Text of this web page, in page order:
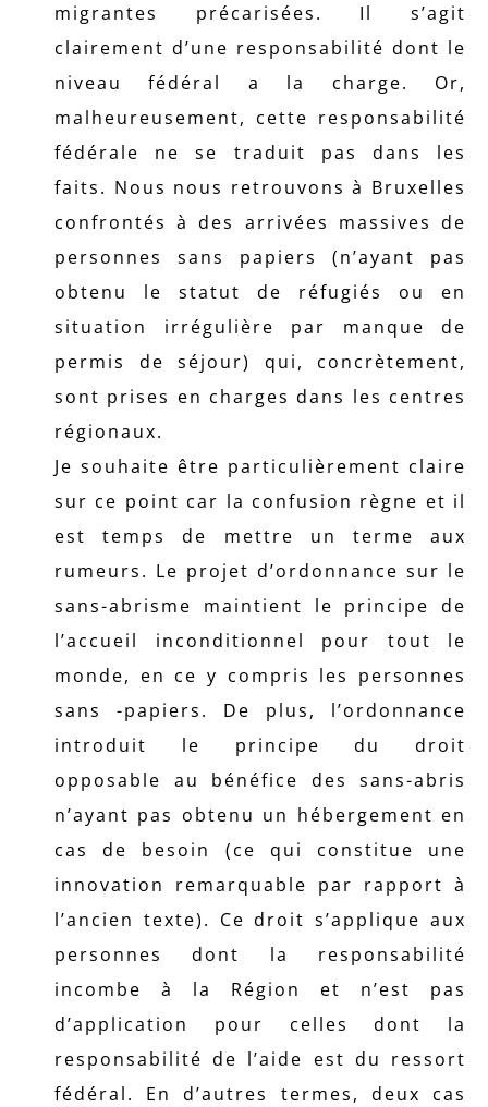
migrantes précarisées. Il s’agit
clairement d’une responsabilité dont le
niveau fédéral a la charge. Or,
malheureusement, cette responsabilité
fédérale ne se traduit pas dans les
faits. Nous nous retrouvons à Bruxelles
confrontés à des arrivées massives de
personnes sans papiers (n’ayant pas
obtenu le statut de réfugiés ou en
situation irrégulière par manque de
permis de séjour) qui, concrètement,
sont prises en charges dans les centres
régionaux.
Je souhaite être particulièrement claire
sur ce point car la confusion règne et il
est temps de mettre un terme aux
rumeurs. Le projet d’ordonnance sur le
sans-abrisme maintient le principe de
l’accueil inconditionnel pour tout le
monde, en ce y compris les personnes
sans -papiers. De plus, l’ordonnance
introduit le principe du droit
opposable au bénéfice des sans-abris
n’ayant pas obtenu un hébergement en
cas de besoin (ce qui constitue une
innovation remarquable par rapport à
l’ancien texte). Ce droit s’applique aux
personnes dont la responsabilité
incombe à la Région et n’est pas
d’application pour celles dont la
responsabilité de l’aide est du ressort
fédéral. En d’autres termes, deux cas